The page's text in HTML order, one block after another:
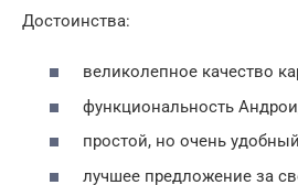
Достоинства:
великолепное качество
функциональность
простой, но очень
лучшее предложение за